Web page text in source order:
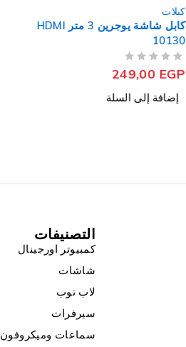
كبلات
كابل شاشة يوجرين 3 متر HDMI
10130
249,00 EGP
إضافة إلى السلة
التصنيفات
كمبيوتر اورجينال
شاشات
لاب توب
سيرفرات
سماعات وميكروفون